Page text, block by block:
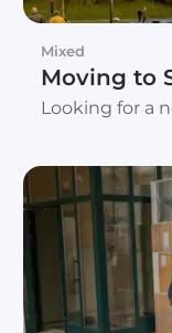
Mixed
Moving to
Looking for a